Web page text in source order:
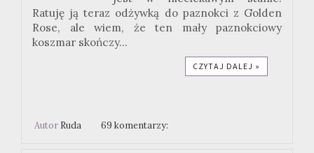
Ratuję ją teraz odżywką do paznokci z Golden
Rose, ale wiem, że ten mały paznokciowy
koszmar skończy...
CZYTAJ DALEJ »
Autor Ruda 69 komentarzy: